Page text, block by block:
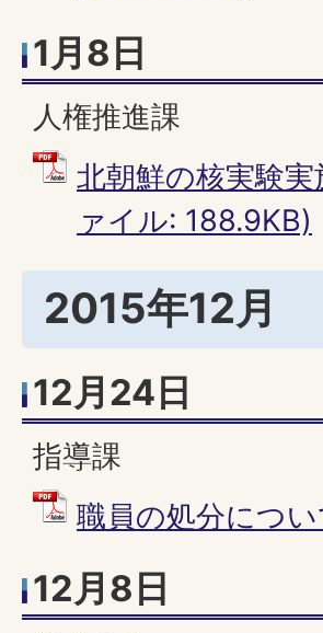
1月8日
人権推進課
北朝鮮の核実験
ァイル: 188.9KB)
2015年12月
12月24日
指導課
職員の処分につ
12月8日